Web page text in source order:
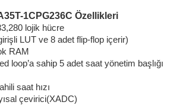
1CPG236C Özellikleri
lojik hücre
LUT ve 8 adet flip-flop içerir)
RAM
loop’a sahip 5 adet saat yönetim başlığı
saat hızı
çevirici(XADC)